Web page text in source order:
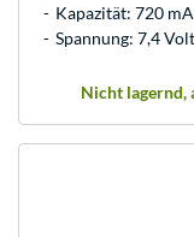
Kapazität: 720
Spannung: 7,4 Volt
Nicht lagernd,